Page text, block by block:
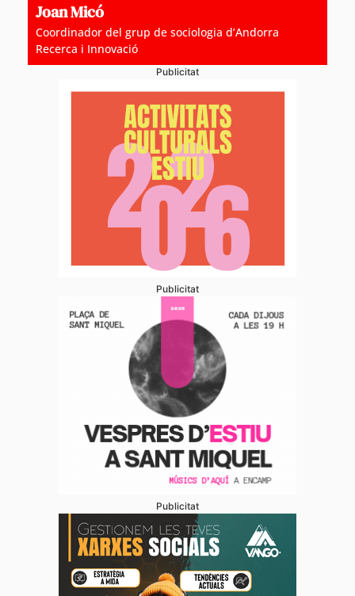
Joan Micó
Coordinador del grup de sociologia d’Andorra
Recerca i Innovació
Publicitat
Publicitat
Publicitat